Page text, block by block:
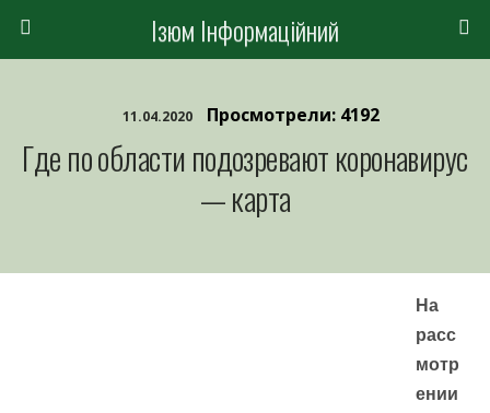
Ізюм Інформаційний
11.04.2020 Просмотрели: 4192
Где по области подозревают коронавирус
— карта
На
расс
мотр
ении